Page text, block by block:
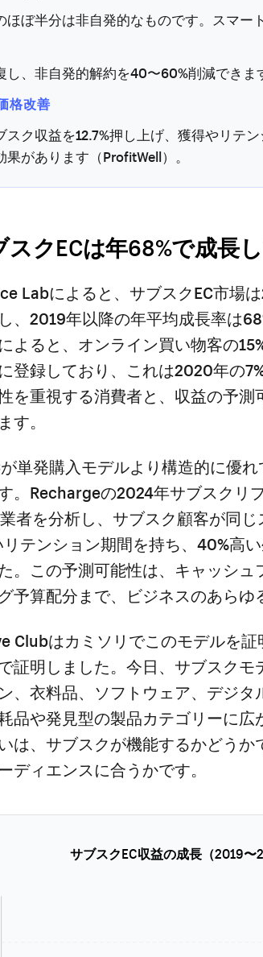
ほぼ半分は非自発的なものです。スマー
し、非自発的解約を40〜60%削減できま
格改善
スク収益を12.7%押し上げ、獲得やリテ
果があります（ProfitWell）。
クECは年68%で成長
Labによると、サブスクEC市場
、2019年以降の年平均成長率は
よると、オンライン買い物客の
登録しており、これは2020年の
を重視する消費者と、収益の予
す。
単発購入モデルより構造的に優
。Rechargeの2024年サブスクリ
者を分析し、サブスク顧客が同じ
リテンション期間を持ち、40%高
。この予測可能性は、キャッシュ
予算配分まで、ビジネスのあらゆ
Clubはカミソリでこのモデルを
証明しました。今日、サブスク
、衣料品、ソフトウェア、デジ
品や発見型の製品カテゴリーに広
は、サブスクが機能するかどう
ディエンスに合うかです。
サブスクEC収益の成長（2019〜